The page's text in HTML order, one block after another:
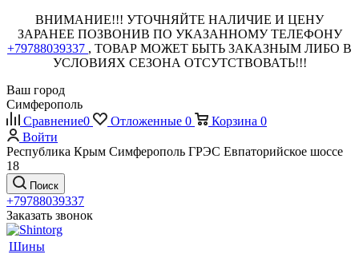
ВНИМАНИЕ!!! УТОЧНЯЙТЕ НАЛИЧИЕ И ЦЕНУ
ЗАРАНЕЕ ПОЗВОНИВ ПО УКАЗАННОМУ ТЕЛЕФОНУ
+79788039337 , ТОВАР МОЖЕТ БЫТЬ ЗАКАЗНЫМ ЛИБО В
УСЛОВИЯХ СЕЗОНА ОТСУТСТВОВАТЬ!!!
Ваш город
Симферополь
Сравнение0 Отложенные 0 Корзина 0
Войти
Республика Крым Симферополь ГРЭС Евпаторийское шоссе
18
Поиск
+79788039337
Заказать звонок
Шины